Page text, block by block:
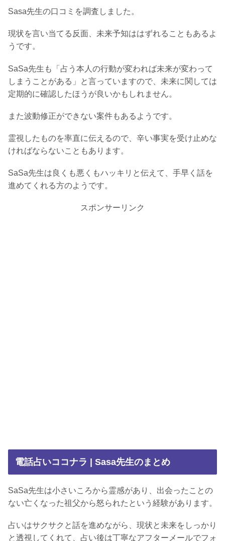
Sasa先生の口コミを調査しました。
現状を言い当てる反面、未来予知ははずれることもあるよ
うです。
SaSa先生も「占う本人の行動が変われば未来が変わって
しまうことがある」と言っていますので、未来に関しては
定期的に確認したほうが良いかもしれません。
また波動修正ができない案件もあるようです。
霊視したものを率直に伝えるので、辛い事実を受け止めな
ければならないこともあります。
SaSa先生は良くも悪くもハッキリと伝えて、手早く話を
進めてくれる方のようです。
スポンサーリンク
電話占いココナラ | Sasa先生のまとめ
SaSa先生は小さいころから霊感があり、出会ったことの
ない亡くなった祖父から怒られたという経験があります。
占いはサクサクと話を進めながら、現状と未来をしっかり
と透視してくれて、占い後は丁寧なアフターメールでフォ